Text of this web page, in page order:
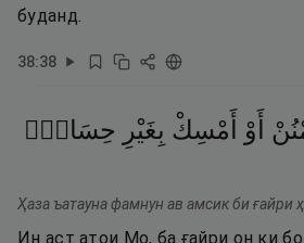
буданд.
38:38
أَوْ أَمْسِكْ بِغَيْرِ حِسَابٍۢ
Ҳаза ъатауна фамнун ав амсик би ғайри
Ин аст атои Мо, ба ғайри он ки